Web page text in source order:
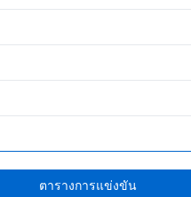
ตารางการแข่งขัน